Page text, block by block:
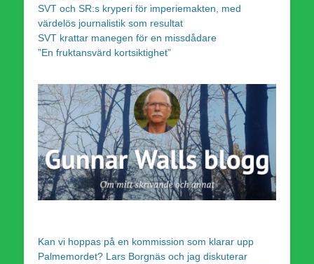
SVT och SR:s kryperi för imperiemakten, med
värdelös journalistik som resultat
SVT krattar manegen för en missdådare
”En fruktansvärd kortsiktighet”
Kan vi hoppas på en kommission som klarar upp
Palmemordet? Lars Borgnäs och jag diskuterar